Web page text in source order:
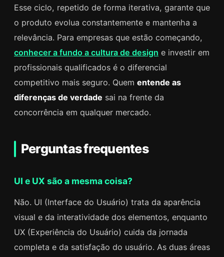
Esse ciclo, repetido de forma iterativa, garante que
o produto evolua constantemente e mantenha a
relevância. Para empresas que estão começando,
conhecer a fundo a cultura de design e investir em
profissionais qualificados é o diferencial
competitivo mais seguro. Quem entende as
diferenças de verdade sai na frente da
concorrência em qualquer mercado.
Perguntas frequentes
UI e UX são a mesma coisa?
Não. UI (Interface do Usuário) trata da aparência
visual e da interatividade dos elementos, enquanto
UX (Experiência do Usuário) cuida da jornada
completa e da satisfação do usuário. As duas áreas